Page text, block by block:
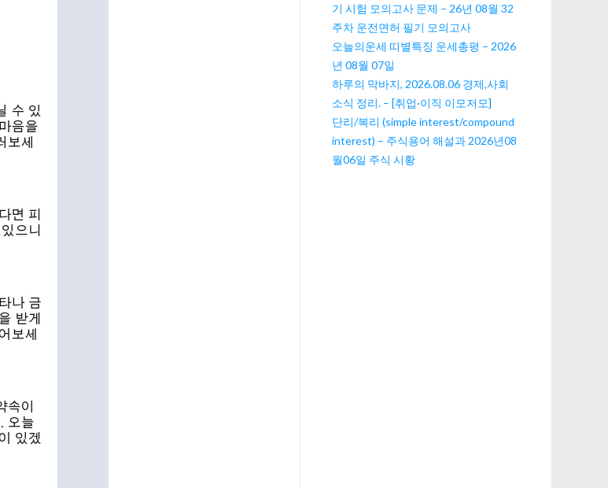
기 시험 모의고사 문제 – 26년 08월 32
주차 운전면허 필기 모의고사
오늘의운세 띠별특징 운세총평 – 2026
년 08월 07일
하루의 막바지, 2026.08.06 경제,사회
소식 정리. – [취업·이직 이모저모]
단리/복리 (simple interest/compound
interest) – 주식용어 해설과 2026년08
월06일 주식 시황